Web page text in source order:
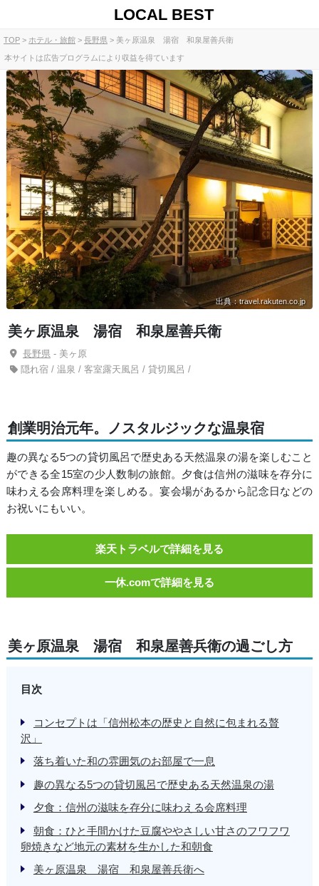
LOCAL BEST
TOP ホテル・旅館 長野県 美ヶ原温泉 湯宿 和泉屋善兵衛
本サイトは広告プログラムにより収益を得ています
出典：travel.rakuten.co.jp
美ヶ原温泉 湯宿 和泉屋善兵衛
長野県- 美ヶ原
隠れ宿 / 温泉 / 客室露天風呂 / 貸切風呂 /
創業明治元年。ノスタルジックな温泉宿
趣の異なる5つの貸切風呂で歴史ある天然温泉の湯を楽しむこと
ができる全15室の少人数制の旅館。夕食は信州の滋味を存分に
味わえる会席料理を楽しめる。宴会場があるから記念日などの
お祝いにもいい。
楽天トラベルで詳細を見る
一休.comで詳細を見る
美ヶ原温泉 湯宿 和泉屋善兵衛の過ごし方
目次
コンセプトは「信州松本の歴史と自然に包まれる贅
沢」
落ち着いた和の雰囲気のお部屋で一息
趣の異なる5つの貸切風呂で歴史ある天然温泉の湯
夕食：信州の滋味を存分に味わえる会席料理
朝食：ひと手間かけた豆腐ややさしい甘さのフワフワ
卵焼きなど地元の素材を生かした和朝食
美ヶ原温泉 湯宿 和泉屋善兵衛へ